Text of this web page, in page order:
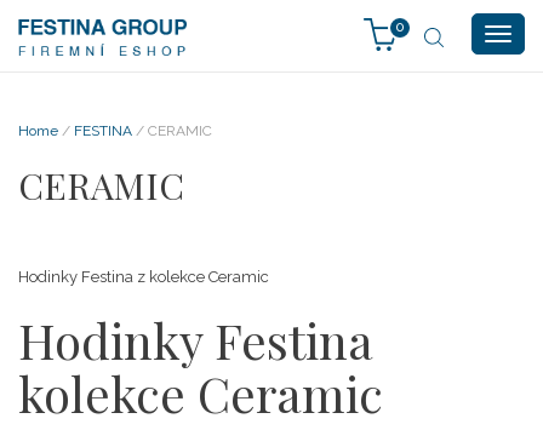
0
Home / FESTINA / CERAMIC
CERAMIC
Hodinky Festina z kolekce Ceramic
Hodinky Festina
kolekce Ceramic